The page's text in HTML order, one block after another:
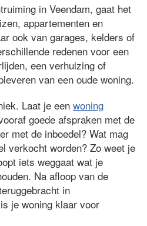
in Veendam, gaat het
appartementen en
ook van garages, kelders of
redenen voor een
een verhuizing of
van een oude woning.
Laat je een woning
goede afspraken met de
met de inboedel? Wat mag
verkocht worden? Zo weet je
iets weggaat wat je
Na afloop van de
in
je woning klaar voor